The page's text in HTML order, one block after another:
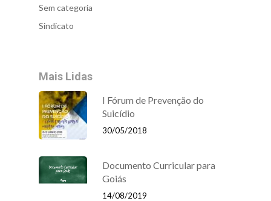
Sem categoria
Sindicato
Mais Lidas
I Fórum de Prevenção do
Suicídio
30/05/2018
Documento Curricular para
Goiás
14/08/2019